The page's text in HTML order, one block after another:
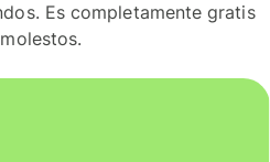
Es completamente gratis